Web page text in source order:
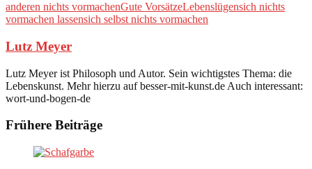
anderen nichts vormachenGute VorsätzeLebenslügensich nichts
vormachen lassensich selbst nichts vormachen
Lutz Meyer
Lutz Meyer ist Philosoph und Autor. Sein wichtigstes Thema: die
Lebenskunst. Mehr hierzu auf besser-mit-kunst.de Auch interessant:
wort-und-bogen-de
Frühere Beiträge